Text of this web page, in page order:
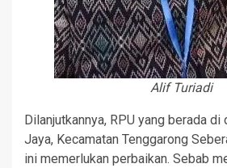
Alif Turiadi
Dilanjutkannya, RPU yang berada
Jaya, Kecamatan Tenggarong
ini memerlukan perbaikan. Sebab